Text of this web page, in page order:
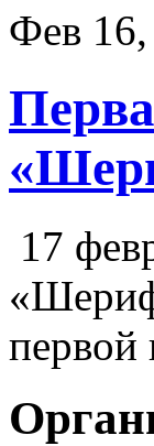
Фев
17